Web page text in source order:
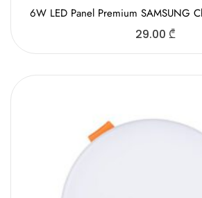
6W LED Panel Premium SAMSUNG
29.00 ₾